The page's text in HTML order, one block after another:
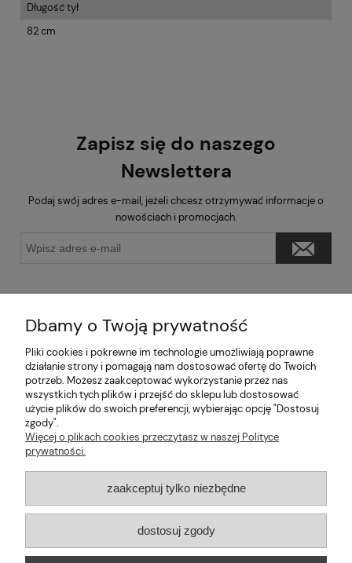
Długość tył
82 cm
Zapisz się do naszego
Newslettera
Podaj swój adres e-mail, jeżeli chcesz otrzymywać informacje o
nowościach i promocjach.
Pomoc
Moje konto
Informacje
2026 © mabaje
Sklep internetowy Shoper Premium
Dbamy o Twoją prywatność
Pliki cookies i pokrewne im technologie umożliwiają poprawne
działanie strony i pomagają nam dostosować ofertę do Twoich
potrzeb. Możesz zaakceptować wykorzystanie przez nas
wszystkich tych plików i przejść do sklepu lub dostosować
użycie plików do swoich preferencji, wybierając opcję "Dostosuj
zgody".
Więcej o plikach cookies przeczytasz w naszej Polityce
prywatności.
zaakceptuj tylko niezbędne
dostosuj zgody